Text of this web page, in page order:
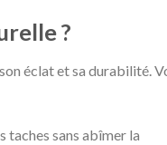
?
éclat et sa durabilité.
taches sans abîmer la